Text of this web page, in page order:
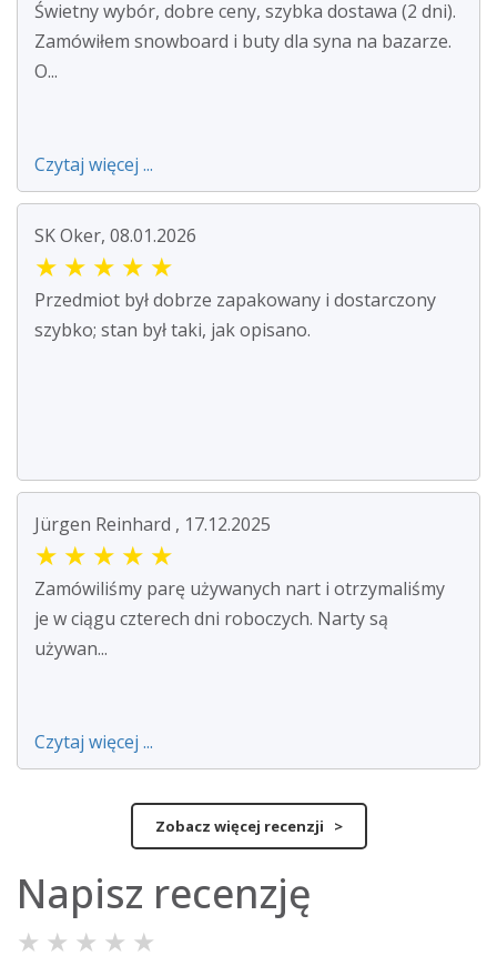
Świetny wybór, dobre ceny, szybka dostawa (2 dni).
Zamówiłem snowboard i buty dla syna na bazarze.
O...
Czytaj więcej ...
SK Oker, 08.01.2026
★ ★ ★ ★ ★
Przedmiot był dobrze zapakowany i dostarczony
szybko; stan był taki, jak opisano.
Jürgen Reinhard , 17.12.2025
★ ★ ★ ★ ★
Zamówiliśmy parę używanych nart i otrzymaliśmy
je w ciągu czterech dni roboczych. Narty są
używan...
Czytaj więcej ...
Zobacz więcej recenzji >
Napisz recenzję
★ ★ ★ ★ ★